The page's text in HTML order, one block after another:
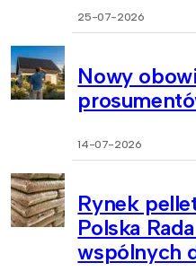
25-07-2026
Nowy
14-07-2026
Rynek
Polska
wspólnych